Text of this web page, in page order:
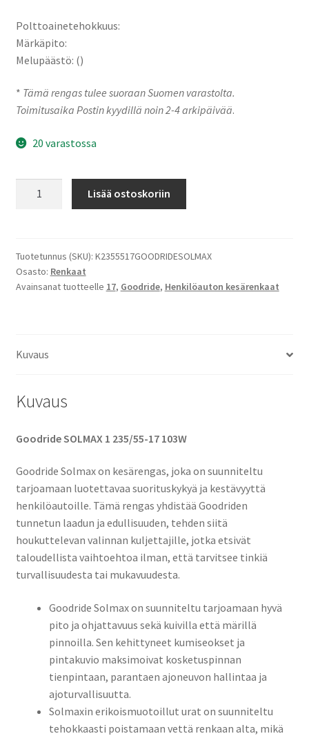
Polttoainetehokkuus:
Märkäpito:
Melupäästö: ()
* Tämä rengas tulee suoraan Suomen varastolta.
Toimitusaika Postin kyydillä noin 2-4 arkipäivää.
20 varastossa
SOLMAX
1
määrä
Lisää ostoskoriin
Tuotetunnus (SKU): K2355517GOODRIDESOLMAX
Osasto: Renkaat
Avainsanat tuotteelle 17, Goodride, Henkilöauton kesärenkaat
Kuvaus
Kuvaus
Goodride SOLMAX 1 235/55-17 103W
Goodride Solmax on kesärengas, joka on suunniteltu
tarjoamaan luotettavaa suorituskykyä ja kestävyyttä
henkilöautoille. Tämä rengas yhdistää Goodriden
tunnetun laadun ja edullisuuden, tehden siitä
houkuttelevan valinnan kuljettajille, jotka etsivät
taloudellista vaihtoehtoa ilman, että tarvitsee tinkiä
turvallisuudesta tai mukavuudesta.
Goodride Solmax on suunniteltu tarjoamaan hyvä
pito ja ohjattavuus sekä kuivilla että märillä
pinnoilla. Sen kehittyneet kumiseokset ja
pintakuvio maksimoivat kosketuspinnan
tienpintaan, parantaen ajoneuvon hallintaa ja
ajoturvallisuutta.
Solmaxin erikoismuotoillut urat on suunniteltu
tehokkaasti poistamaan vettä renkaan alta, mikä